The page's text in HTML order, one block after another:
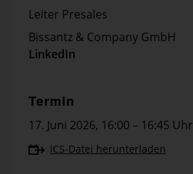
Leiter Presales
Bissantz & Company GmbH
LinkedIn
Termin
17. Juni 2026, 16:00 – 16:45 Uhr
ICS-Datei herunterladen